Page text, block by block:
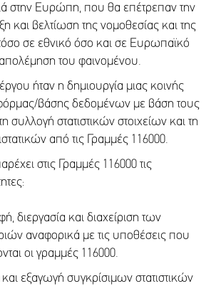
στην Ευρώπη, που θα επέτρεπαν την
και βελτίωση της νομοθεσίας και της
σε εθνικό όσο και σε Ευρωπαϊκό
του φαινομένου.
ήταν η δημιουργία μιας κοινής
βάσης δεδομένων με βάση τους
συλλογή στατιστικών στοιχείων και τη
από τις Γραμμές 116000.
στις Γραμμές 116000 τις
διεργασία και διαχείριση των
αναφορικά με τις υποθέσεις που
οι γραμμές 116000.
εξαγωγή συγκρίσιμων στατιστικών